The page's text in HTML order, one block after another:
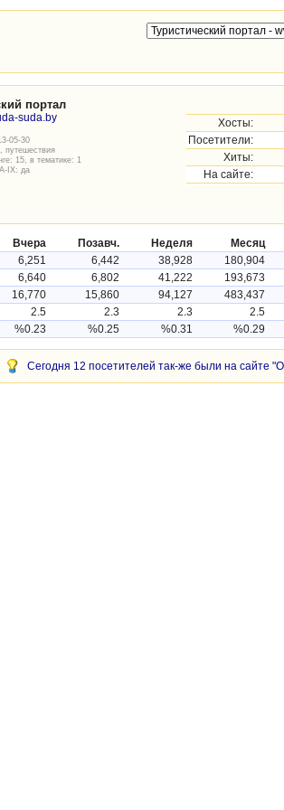
портал
suda.by
05-30
путешествия
15, в тематике: 1
IX: да
Хосты:
Посетители:
Хиты:
На сайте:
Вчера Позавч. Неделя Месяц
6,251 6,442 38,928 180,904
6,640 6,802 41,222 193,673
16,770 15,860 94,127 483,437
2.5 2.3 2.3 2.5
%0.23 %0.25 %0.31 %0.29
Сегодня 12 посетителей так-же были на сайте